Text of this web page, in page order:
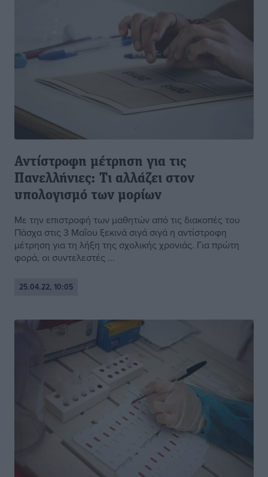
Αντίστροφη μέτρηση για τις
Πανελλήνιες: Τι αλλάζει στον
υπολογισμό των μορίων
Με την επιστροφή των μαθητών από τις διακοπές του
Πάσχα στις 3 Μαΐου ξεκινά σιγά σιγά η αντίστροφη
μέτρηση για τη λήξη της σχολικής χρονιάς. Για πρώτη
φορά, οι συντελεστές ...
25.04.22, 10:05